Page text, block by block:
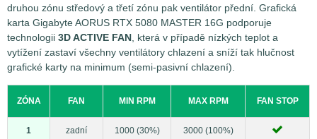
druhou zónu středový a třetí zónu pak ventilátor přední. Grafická
karta Gigabyte AORUS RTX 5080 MASTER 16G podporuje
technologii 3D ACTIVE FAN, která v případě nízkých teplot a
vytížení zastaví všechny ventilátory chlazení a sníží tak hlučnost
grafické karty na minimum (semi-pasivní chlazení).
ZÓNA FAN MIN RPM MAX RPM FAN STOP
1 zadní 1000 (30%) 3000 (100%)